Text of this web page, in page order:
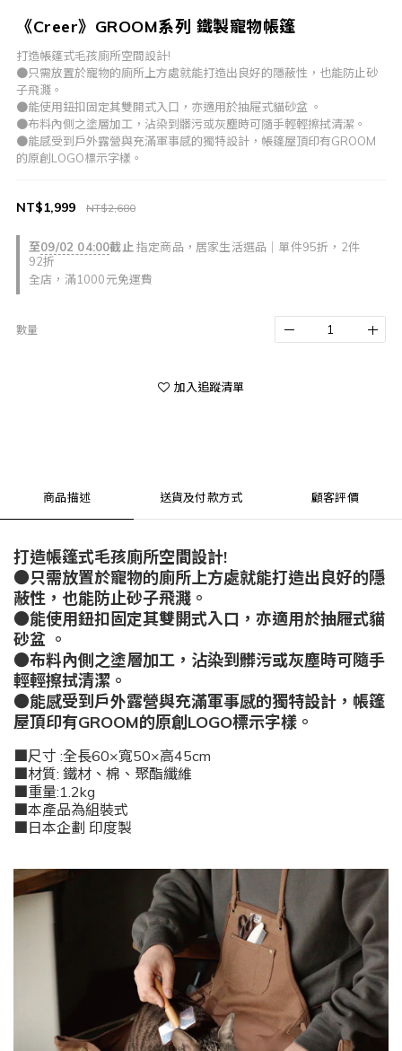
《Creer》GROOM系列 鐵製寵物帳篷
打造帳篷式毛孩廁所空間設計!
●只需放置於寵物的廁所上方處就能打造出良好的隱蔽性，也能防止砂
子飛濺。
●能使用鈕扣固定其雙開式入口，亦適用於抽屜式貓砂盆 。
●布料內側之塗層加工，沾染到髒污或灰塵時可隨手輕輕擦拭清潔。
●能感受到戶外露營與充滿軍事感的獨特設計，帳篷屋頂印有GROOM
的原創LOGO標示字樣。
至09/02 04:00截止 指定商品，居家生活選品｜單件95折，2件
92折
全店，滿1000元免運費
NT$2,680
NT$1,999
數量
加入追蹤清單
商品描述 送貨及付款方式 顧客評價
打造帳篷式毛孩廁所空間設計!
●只需放置於寵物的廁所上方處就能打造出良好的隱
蔽性，也能防止砂子飛濺。
●能使用鈕扣固定其雙開式入口，亦適用於抽屜式貓
砂盆 。
●布料內側之塗層加工，沾染到髒污或灰塵時可隨手
輕輕擦拭清潔。
●能感受到戶外露營與充滿軍事感的獨特設計，帳篷
屋頂印有GROOM的原創LOGO標示字樣。
■尺寸 :全長60×寬50×高45cm
■材質: 鐵材、棉、聚酯纖維
■重量:1.2kg
■本產品為組裝式
■日本企劃 印度製